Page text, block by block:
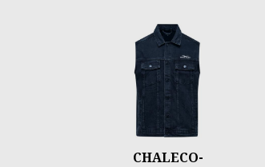
CHALECO-